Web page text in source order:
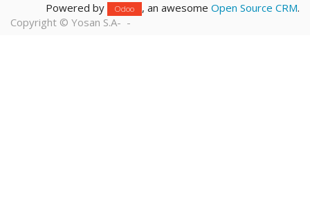
Powered by Odoo , an awesome Open Source CRM.
Copyright © Yosan S.A- -